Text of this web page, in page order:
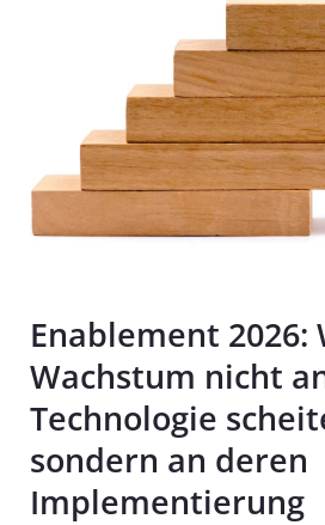
Enablement 2026:
Wachstum nicht
Technologie
sondern an deren
Implementierung